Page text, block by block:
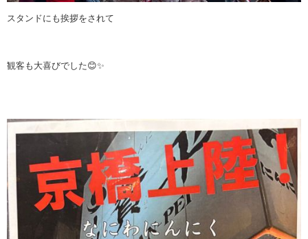
スタンドにも挨拶をされて
観客も大喜びでした😊✨